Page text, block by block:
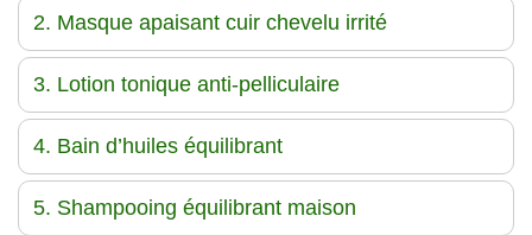
2. Masque apaisant cuir chevelu irrité
3. Lotion tonique anti-pelliculaire
4. Bain d’huiles équilibrant
5. Shampooing équilibrant maison